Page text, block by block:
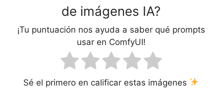
de imágenes IA?
¡Tu puntuación nos ayuda a saber qué prompts
usar en ComfyUI!
Sé el primero en calificar estas imágenes